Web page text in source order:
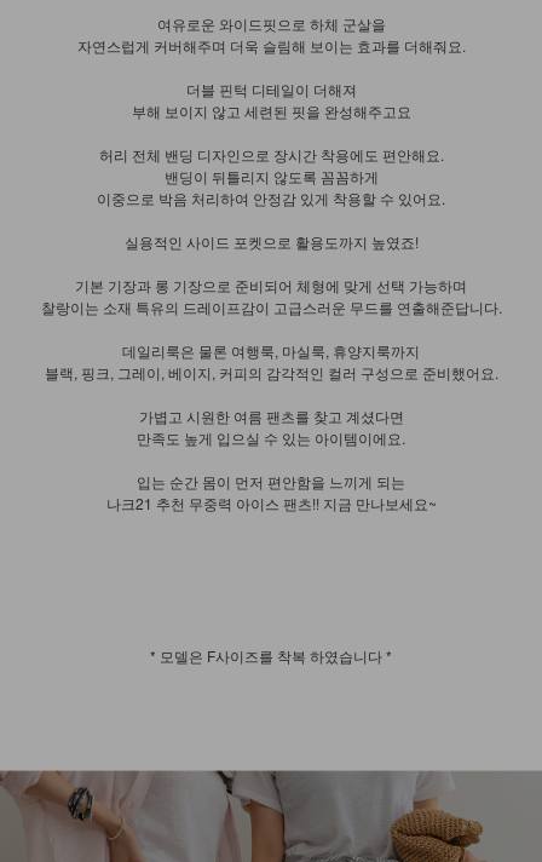
여유로운 와이드핏으로 하체 군살을
자연스럽게 커버해주며 더욱 슬림해 보이는 효과를 더해줘요.
더블 핀턱 디테일이 더해져
부해 보이지 않고 세련된 핏을 완성해주고요
허리 전체 밴딩 디자인으로 장시간 착용에도 편안해요.
밴딩이 뒤틀리지 않도록 꼼꼼하게
이중으로 박음 처리하여 안정감 있게 착용할 수 있어요.
실용적인 사이드 포켓으로 활용도까지 높였죠!
기본 기장과 롱 기장으로 준비되어 체형에 맞게 선택 가능하며
찰랑이는 소재 특유의 드레이프감이 고급스러운 무드를 연출해준답니다.
데일리룩은 물론 여행룩, 마실룩, 휴양지룩까지
블랙, 핑크, 그레이, 베이지, 커피의 감각적인 컬러 구성으로 준비했어요.
가볍고 시원한 여름 팬츠를 찾고 계셨다면
만족도 높게 입으실 수 있는 아이템이에요.
입는 순간 몸이 먼저 편안함을 느끼게 되는
나크21 추천 무중력 아이스 팬츠!! 지금 만나보세요~
* 모델은 F사이즈를 착복 하였습니다 *